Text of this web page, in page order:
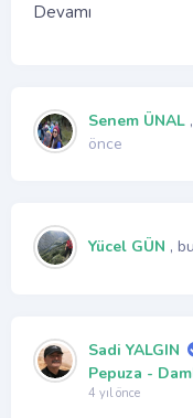
Devamı
Senem ÜNAL
önce
Yücel GÜN ,
Sadi YALGIN
Pepuza -
4 yıl önce